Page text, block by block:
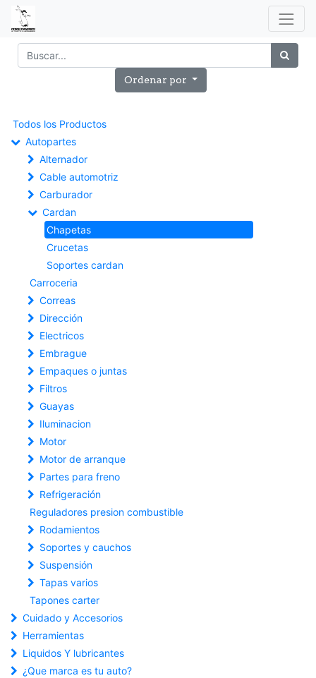
Ordenar por
Todos los Productos
Autopartes
Alternador
Cable automotriz
Carburador
Cardan
Chapetas
Crucetas
Soportes cardan
Carroceria
Correas
Dirección
Electricos
Embrague
Empaques o juntas
Filtros
Guayas
Iluminacion
Motor
Motor de arranque
Partes para freno
Refrigeración
Reguladores presion combustible
Rodamientos
Soportes y cauchos
Suspensión
Tapas varios
Tapones carter
Cuidado y Accesorios
Herramientas
Liquidos Y lubricantes
¿Que marca es tu auto?